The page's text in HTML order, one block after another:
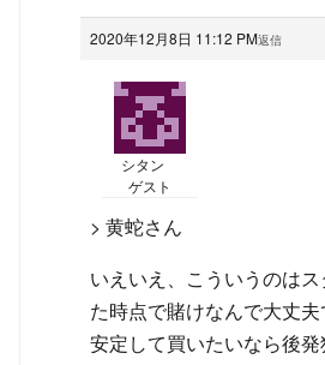
2020年12月8日 11:12 PM返信
シタン
ゲスト
> 黄蛇さん
いえいえ、こういうのは
た時点で賭けなんで大丈夫
安定して買いたいなら後発